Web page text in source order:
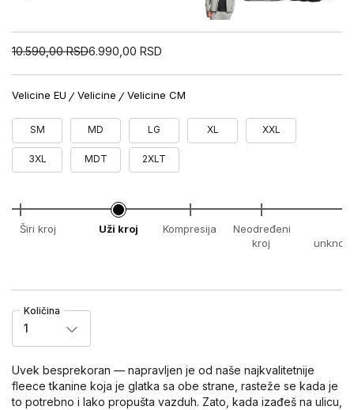
10.590,00 RSD6.990,00 RSD
Velicine EU Velicine Velicine CM
SM MD LG XL XXL
3XL MDT 2XLT
Širi kroj Uži kroj Kompresija
Neodređeni
kroj
Količina
1
Uvek besprekoran — napravljen je od naše najkvalitetnije
fleece tkanine koja je glatka sa obe strane, rasteže se kada je
to potrebno i lako propušta vazduh. Zato, kada izađeš na ulicu,